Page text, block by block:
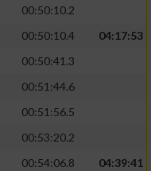
00:50:10.2
00:50:10.4
04:17:53
00:50:41.3
00:51:44.6
00:51:56.5
00:53:20.2
00:54:06.8
04:39:41